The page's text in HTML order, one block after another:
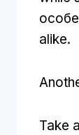
alike.
Take